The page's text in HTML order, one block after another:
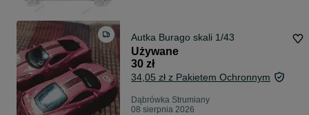
Autka Burago skali 1/43
Używane
30 zł
34,05 zł z Pakietem Ochronnym
Dąbrówka Strumiany
08 sierpnia 2026